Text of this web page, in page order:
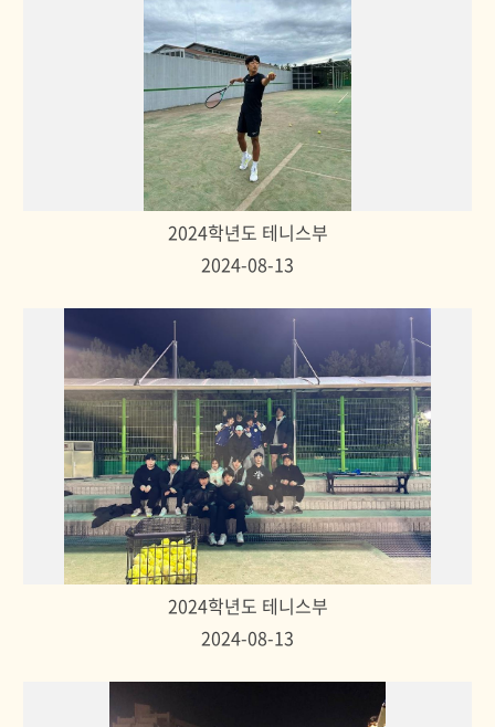
2024학년도 테니스부
2024-08-13
2024학년도 테니스부
2024-08-13